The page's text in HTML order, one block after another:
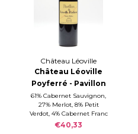
Château Léoville
Poyferré
Château Léoville
Poyferré - Pavillon
Léoville Poyferré
2020
61% Cabernet Sauvignon,
27% Merlot, 8% Petit
Verdot, 4% Cabernet Franc
€40,33